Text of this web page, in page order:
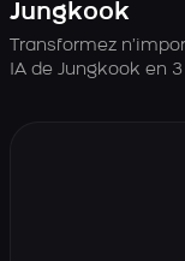
Jungkook
Transformez
IA de Jungkook en